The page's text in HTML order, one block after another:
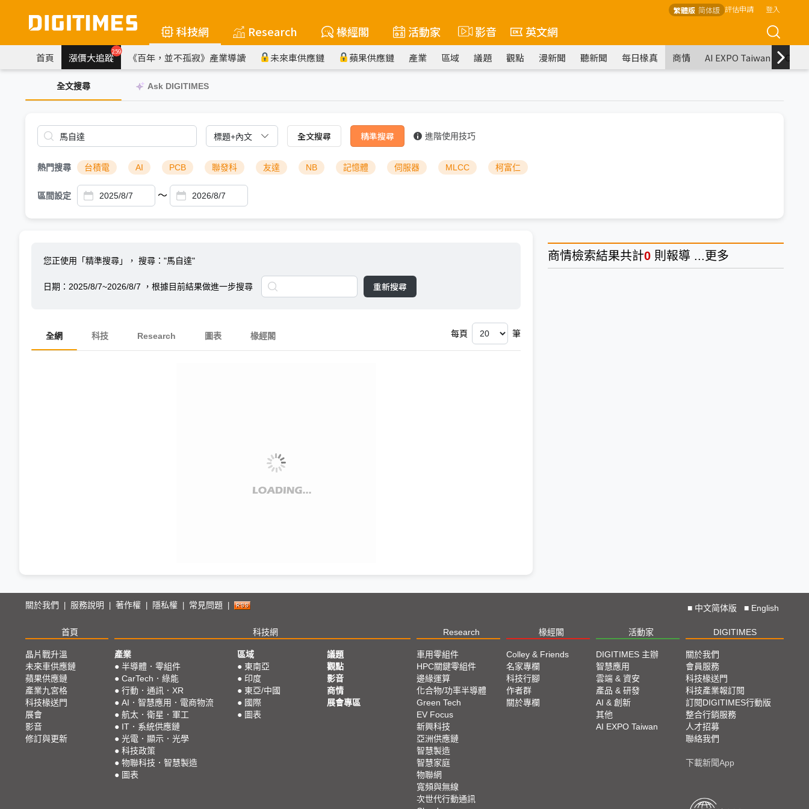
繁體版 简体版 評估申請 登入
科技網 Research 椽經閣 活動家 影音 英文網
首頁 漲價大追蹤259 《百年，並不孤寂》產業導讀 未來車供應鏈 蘋果供應鏈 產業 區域 議題 觀點 漫新聞 聽新聞 每日椽真 商情 AI EXPO Taiwan
全文搜尋 Ask DIGITIMES
全文搜尋 精準搜尋 進階使用技巧
熱門搜尋 台積電 AI PCB 聯發科 友達 NB 記憶體 伺服器 MLCC 柯富仁
區間設定 ～
您正使用「精準搜尋」， 搜尋："馬自達"
日期： 2025/8/7~2026/8/7 ，根據目前結果做進一步搜尋 重新搜尋
全網 科技 Research 圖表 椽經閣 每頁 筆
商情檢索結果共計0 則報導 ... 更多
關於我們 服務說明 著作權 隱私權 常見問題 ■ 中文简体版 ■ English
首頁 科技網 Research 椽經閣 活動家 DIGITIMES
晶片戰升溫
未來車供應鏈
蘋果供應鏈
產業九宮格
科技椽送門
展會
影音
修訂與更新
產業
● 半導體．零組件
● CarTech．綠能
● 行動．通訊．XR
● AI．智慧應用．電商物流
● 航太．衛星．軍工
● IT．系統供應鏈
● 光電．顯示．光學
● 科技政策
● 物聯科技．智慧製造
● 圖表
區域
● 東南亞
● 印度
● 東亞/中國
● 國際
● 圖表
議題
觀點
影音
商情
展會專區
車用零組件
HPC關鍵零組件
邊緣運算
化合物/功率半導體
Green Tech
EV Focus
新興科技
亞洲供應鏈
智慧製造
智慧家庭
物聯網
寬頻與無線
次世代行動通訊
Colley & Friends
名家專欄
科技行腳
作者群
關於專欄
DIGITIMES 主辦
智慧應用
雲端 & 資安
產品 & 研發
AI & 創新
其他
AI EXPO Taiwan
關於我們
會員服務
科技椽送門
科技產業報訂閱
訂閱DIGITIMES行動版
整合行銷服務
人才招募
聯絡我們
下載新聞App